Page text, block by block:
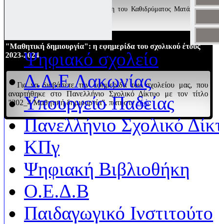
Για να διαβάσετε την προκήρυξη του Καθιδρύματος Ματάλα για
"Μαθητική δημιουργία": η εφημερίδα του σχολικού έτους
2023-2024
Για να διαβάσετε την εφημερίδα του σχολείου μας, που
αναρτήθηκε στο Πανελλήνιο Σχολικό Δίκτυο με τον τίτλο
"202_4 Μαθητική δημιουργία", πατήστεεδώ.
Ψηφιακό σχολείο
Δ.Δ.Ε Λακωνίας
Υπουργείο Παδείας
Πανελλήνιο Σχολικό
ΚΠγ
Ψηφιακή Βιβλιοθήκη
Ο.Ε.Δ.Β
Παιδαγωγικό Ινστιτούτο